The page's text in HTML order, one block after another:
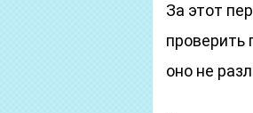
За этот
проверить
оно не